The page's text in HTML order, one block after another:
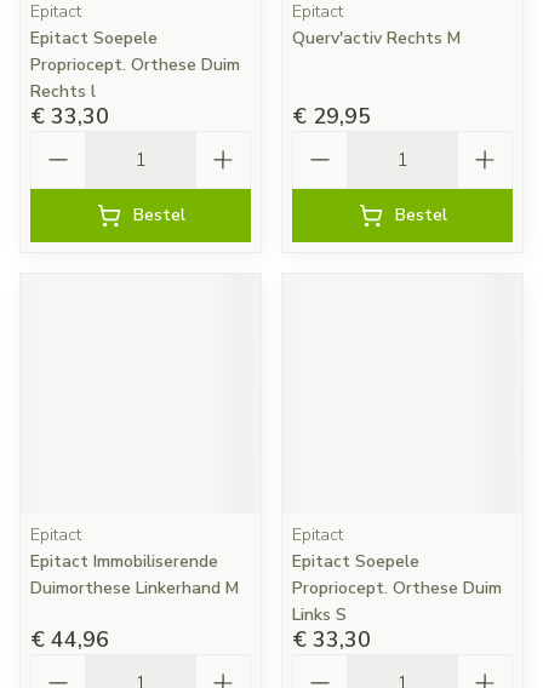
Epitact
Epitact Soepele
Propriocept. Orthese Duim
Rechts l
€ 33,30
Bestel
Epitact
Querv'activ Rechts M
€ 29,95
Bestel
Epitact
Epitact Immobiliserende
Duimorthese Linkerhand M
€ 44,96
Epitact
Epitact Soepele
Propriocept. Orthese Duim
Links S
€ 33,30